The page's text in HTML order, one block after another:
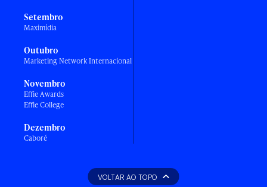
Setembro
Maximídia
Outubro
Marketing Network Internacional
Novembro
Effie Awards
Effie College
Dezembro
Caboré
VOLTAR AO TOPO